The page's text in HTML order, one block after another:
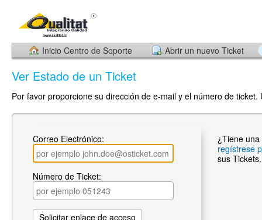
Inicio Centro de Soporte Abrir un nuevo Ticket
Ver Estado de un Ticket
Por favor proporcione su dirección de e-mail y el número de
Correo Electrónico:
Número de Ticket:
¿Tiene
regístrese
sus Tickets.